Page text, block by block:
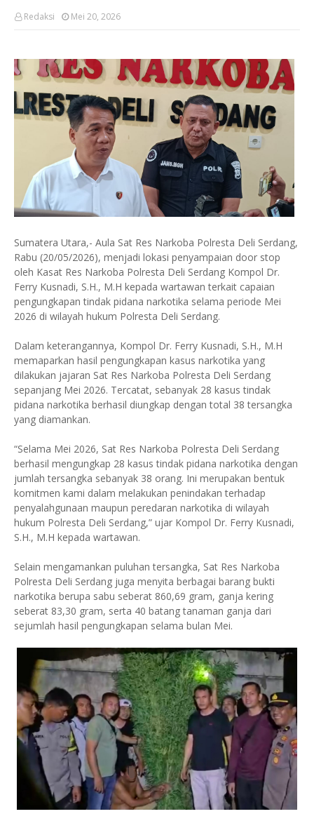
Redaksi Mei 20, 2026
Sumatera Utara,- Aula Sat Res Narkoba Polresta Deli Serdang,
Rabu (20/05/2026), menjadi lokasi penyampaian door stop
oleh Kasat Res Narkoba Polresta Deli Serdang Kompol Dr.
Ferry Kusnadi, S.H., M.H kepada wartawan terkait capaian
pengungkapan tindak pidana narkotika selama periode Mei
2026 di wilayah hukum Polresta Deli Serdang.
Dalam keterangannya, Kompol Dr. Ferry Kusnadi, S.H., M.H
memaparkan hasil pengungkapan kasus narkotika yang
dilakukan jajaran Sat Res Narkoba Polresta Deli Serdang
sepanjang Mei 2026. Tercatat, sebanyak 28 kasus tindak
pidana narkotika berhasil diungkap dengan total 38 tersangka
yang diamankan.
“Selama Mei 2026, Sat Res Narkoba Polresta Deli Serdang
berhasil mengungkap 28 kasus tindak pidana narkotika dengan
jumlah tersangka sebanyak 38 orang. Ini merupakan bentuk
komitmen kami dalam melakukan penindakan terhadap
penyalahgunaan maupun peredaran narkotika di wilayah
hukum Polresta Deli Serdang,” ujar Kompol Dr. Ferry Kusnadi,
S.H., M.H kepada wartawan.
Selain mengamankan puluhan tersangka, Sat Res Narkoba
Polresta Deli Serdang juga menyita berbagai barang bukti
narkotika berupa sabu seberat 860,69 gram, ganja kering
seberat 83,30 gram, serta 40 batang tanaman ganja dari
sejumlah hasil pengungkapan selama bulan Mei.